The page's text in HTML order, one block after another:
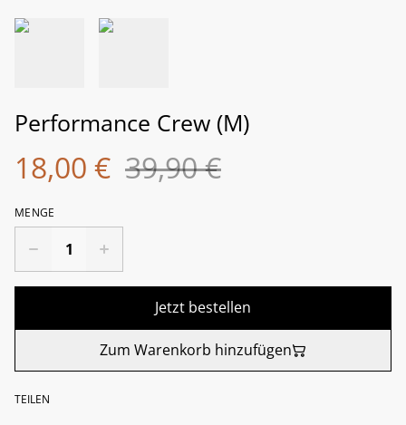
Performance Crew (M)
18,00 € 39,90 €
MENGE
Jetzt bestellen
Zum Warenkorb hinzufügen
TEILEN